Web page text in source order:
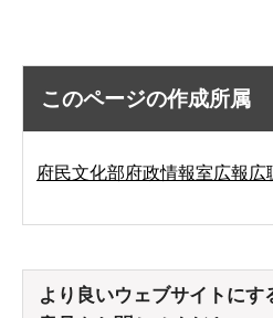
このページの作成所属
府民文化部府政情報室広報
より良いウェブサイトにす